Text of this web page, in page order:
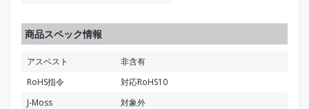
商品スペック情報
アスベスト
非含有
RoHS指令
対応RoHS10
J-Moss
対象外